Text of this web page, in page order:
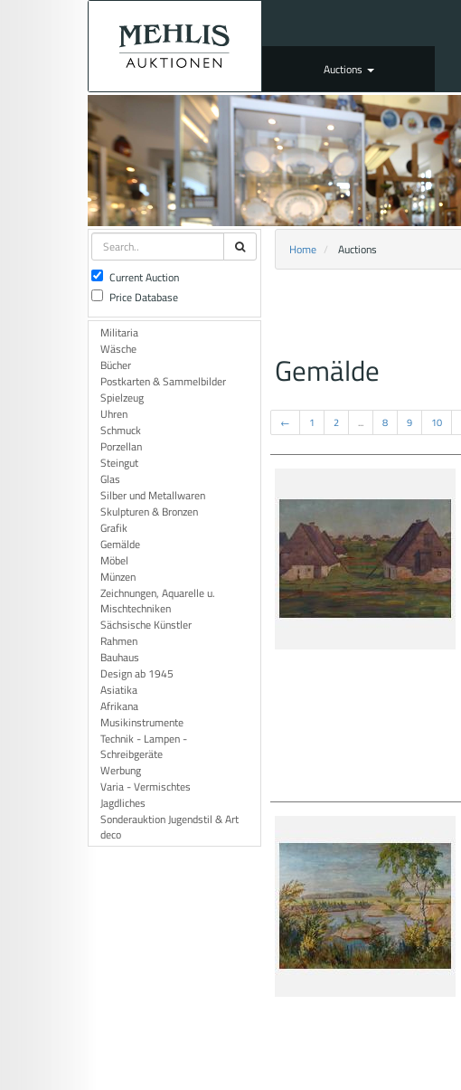
Auctions
Current Auction
Price Database
Militaria
Wäsche
Bücher
Postkarten & Sammelbilder
Spielzeug
Uhren
Schmuck
Porzellan
Steingut
Glas
Silber und Metallwaren
Skulpturen & Bronzen
Grafik
Gemälde
Möbel
Münzen
Zeichnungen, Aquarelle u.
Mischtechniken
Sächsische Künstler
Rahmen
Bauhaus
Design ab 1945
Asiatika
Afrikana
Musikinstrumente
Technik - Lampen -
Schreibgeräte
Werbung
Varia - Vermischtes
Jagdliches
Sonderauktion Jugendstil & Art
deco
Home Auctions
Gemälde
← 1 2 ... 8 9 10